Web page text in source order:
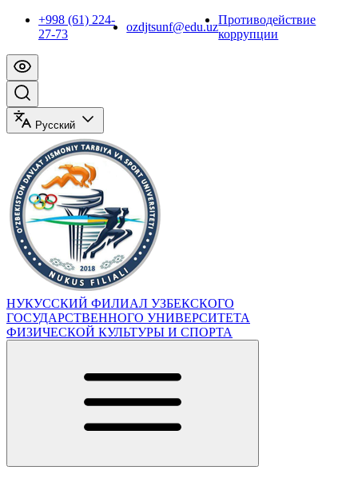
+998 (61) 224-
27-73
ozdjtsunf@edu.uz
Противодействие
коррупции
Русский
НУКУССКИЙ ФИЛИАЛ УЗБЕКСКОГО
ГОСУДАРСТВЕННОГО УНИВЕРСИТЕТА
ФИЗИЧЕСКОЙ КУЛЬТУРЫ И СПОРТА